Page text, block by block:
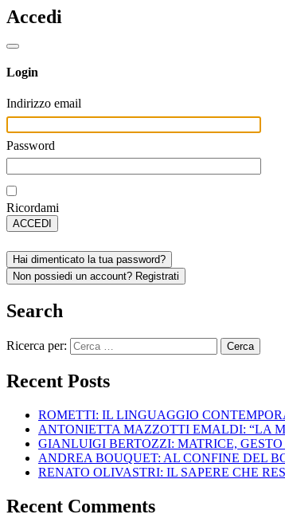
Accedi
Login
Indirizzo email
Password
Ricordami
ACCEDI
Hai dimenticato la tua password?
Non possiedi un account? Registrati
Search
Ricerca per:
Recent Posts
ROMETTI: IL LINGUAGGIO
ANTONIETTA MAZZOTTI EMALDI: “LA
GIANLUIGI BERTOZZI: MATRICE, GESTO
ANDREA BOUQUET: AL CONFINE DEL
RENATO OLIVASTRI: IL SAPERE CHE
Recent Comments